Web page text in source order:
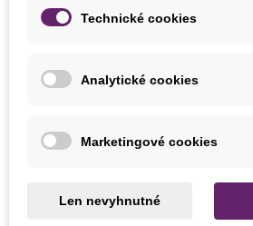
Technické cookies
Analytické cookies
Marketingové cookies
Len nevyhnutné